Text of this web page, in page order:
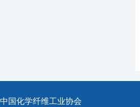
中国化学纤维工业协会